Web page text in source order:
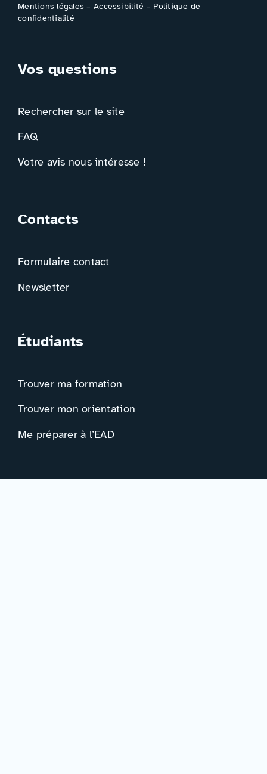
Mentions légales –Accessibilité – Politique de
confidentialité
Vos questions
Rechercher sur le site
FAQ
Votre avis nous intéresse !
Contacts
Formulaire contact
Newsletter
Étudiants
Trouver ma formation
Trouver mon orientation
Me préparer à l’EAD